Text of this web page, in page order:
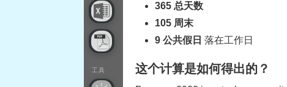
工具
365 总天数
105 周末
9 公共假日 落在工作日
这个计算是如何得出的？